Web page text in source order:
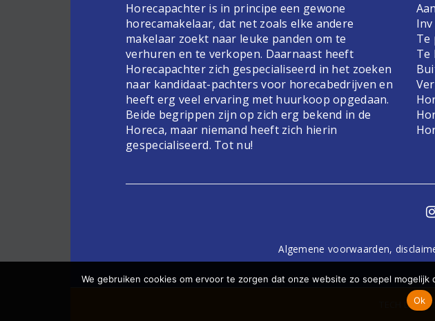
Horecapachter is in principe een gewone
horecamakelaar, dat net zoals elke andere
makelaar zoekt naar leuke panden om te
verhuren en te verkopen. Daarnaast heeft
Horecapachter zich gespecialiseerd in het zoeken
naar kandidaat-pachters voor horecabedrijven en
heeft erg veel ervaring met huurkoop opgedaan.
Beide begrippen zijn op zich erg bekend in de
Horeca, maar niemand heeft zich hierin
gespecialiseerd. Tot nu!
Inv
Te
Te
Algemene voorwaarden,
We gebruiken cookies om ervoor te zorgen dat onze website zo soepel
Ok